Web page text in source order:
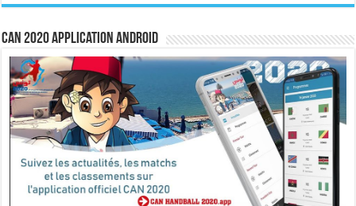
CAN 2020 Application Android